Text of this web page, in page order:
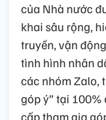
của Nhà nước
khai sâu rộng,
truyền, vận
tình hình nhân
các nhóm Zalo,
góp ý” tại
cấp tham gia